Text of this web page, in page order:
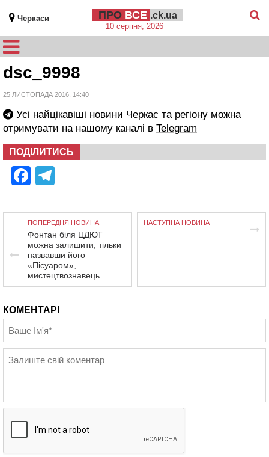
Черкаси ПРО ВСЕ .ck.ua
10 серпня, 2026
dsc_9998
25 ЛИСТОПАДА 2016, 14:40
Усі найцікавіші новини Черкас та регіону можна
отримувати на нашому каналі в Telegram
ПОДІЛИТИСЬ
Facebook
ПОПЕРЕДНЯ НОВИНА
Фонтан біля ЦДЮТ
можна залишити, тільки
назвавши його
«Пісуаром», –
мистецтвознавець
НАСТУПНА НОВИНА
КОМЕНТАРІ